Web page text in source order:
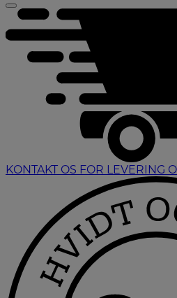
KONTAKT OS FOR LEVERING